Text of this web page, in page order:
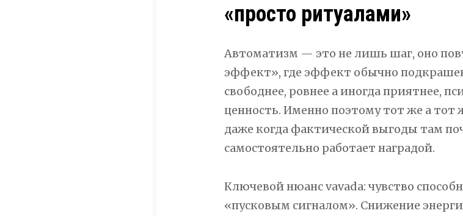
«просто ритуалами»
Автоматизм — это не лишь шаг, оно
эффект», где эффект обычно
свободнее, ровнее а иногда приятнее,
ценность. Именно поэтому тот же а тот
даже когда фактической выгоды там
самостоятельно работает наградой.
Ключевой нюанс vavada: чувство
«пусковым сигналом». Снижение